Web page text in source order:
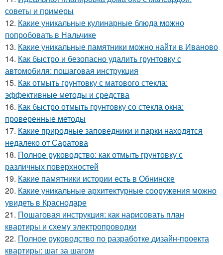
советы и примеры
12. Какие уникальные кулинарные блюда можно
попробовать в Нальчике
13. Какие уникальные памятники можно найти в Иваново
14. Как быстро и безопасно удалить грунтовку с
автомобиля: пошаговая инструкция
15. Как отмыть грунтовку с матового стекла:
эффективные методы и средства
16. Как быстро отмыть грунтовку со стекла окна:
проверенные методы
17. Какие природные заповедники и парки находятся
недалеко от Саратова
18. Полное руководство: как отмыть грунтовку с
различных поверхностей
19. Какие памятники истории есть в Обнинске
20. Какие уникальные архитектурные сооружения можно
увидеть в Краснодаре
21. Пошаговая инструкция: как нарисовать план
квартиры и схему электропроводки
22. Полное руководство по разработке дизайн-проекта
квартиры: шаг за шагом